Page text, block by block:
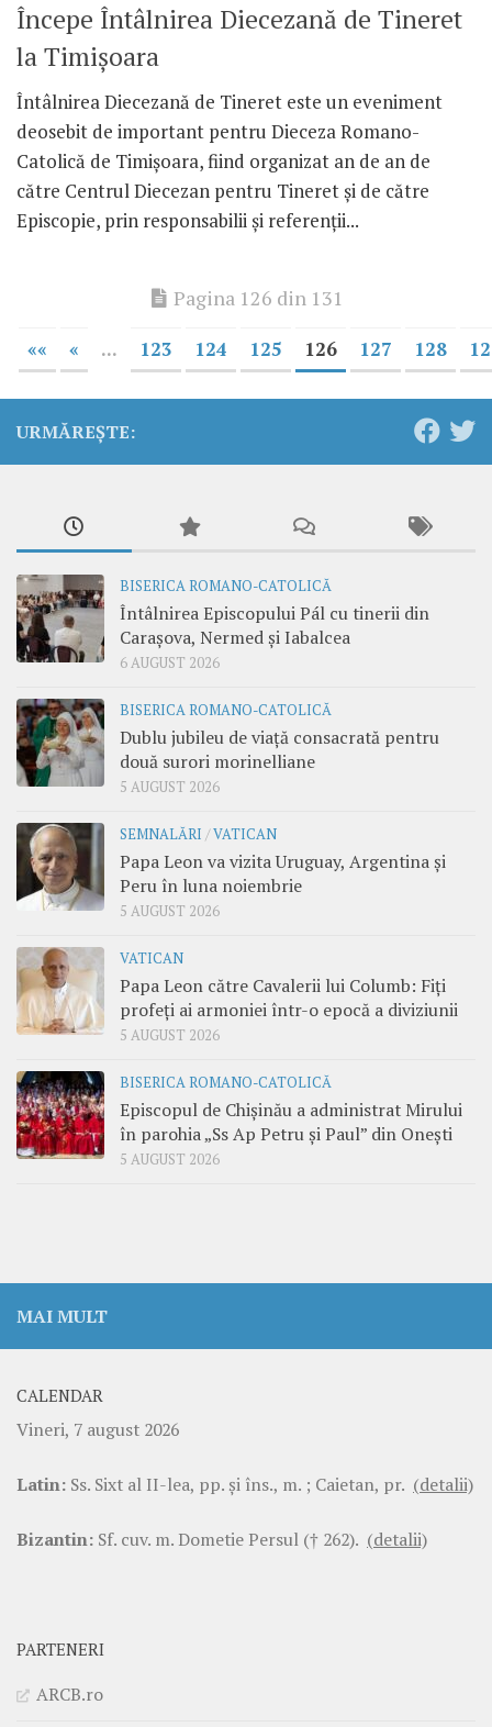
Începe Întâlnirea Diecezană de Tineret
la Timişoara
Întâlnirea Diecezană de Tineret este un eveniment
deosebit de important pentru Dieceza Romano-
Catolică de Timişoara, fiind organizat an de an de
către Centrul Diecezan pentru Tineret şi de către
Episcopie, prin responsabilii şi referenţii...
Pagina 126 din 131
«« « ... 123 124 125 126 127 128
URMĂREȘTE:
BISERICA ROMANO-CATOLICĂ
Întâlnirea Episcopului Pál cu tinerii din
Carașova, Nermed și Iabalcea
6 AUGUST 2026
BISERICA ROMANO-CATOLICĂ
Dublu jubileu de viață consacrată pentru
două surori morinelliane
5 AUGUST 2026
SEMNALĂRI /VATICAN
Papa Leon va vizita Uruguay, Argentina și
Peru în luna noiembrie
5 AUGUST 2026
VATICAN
Papa Leon către Cavalerii lui Columb: Fiți
profeți ai armoniei într-o epocă a diviziunii
5 AUGUST 2026
BISERICA ROMANO-CATOLICĂ
Episcopul de Chișinău a administrat Mirului
în parohia „Ss Ap Petru și Paul” din Onești
5 AUGUST 2026
MAI MULT
CALENDAR
Vineri, 7 august 2026
Latin: Ss. Sixt al II-lea, pp. şi îns., m. ; Caietan, pr. (detalii)
Bizantin: Sf. cuv. m. Dometie Persul († 262). (detalii)
PARTENERI
ARCB.ro